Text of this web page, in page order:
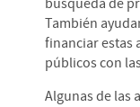
búsqueda de
También
financiar estas
públicos con
Algunas de las